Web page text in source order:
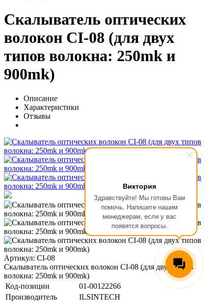
Виктория
Здравствуйте! Мы готовы Вам
помочь. Напишите нашим
менеджерам, если у вас
появятся вопросы.
Скалыватель оптических
волокон CI-08 (для двух
типов волокна: 250mk и
900mk)
Описание
Характеристики
Отзывы
Артикул: CI-08
Скалыватель оптических волокон CI-08 (для двух типов
волокна: 250mk и 900mk)
Код-позиции
01-00122266
Производитель
ILSINTECH